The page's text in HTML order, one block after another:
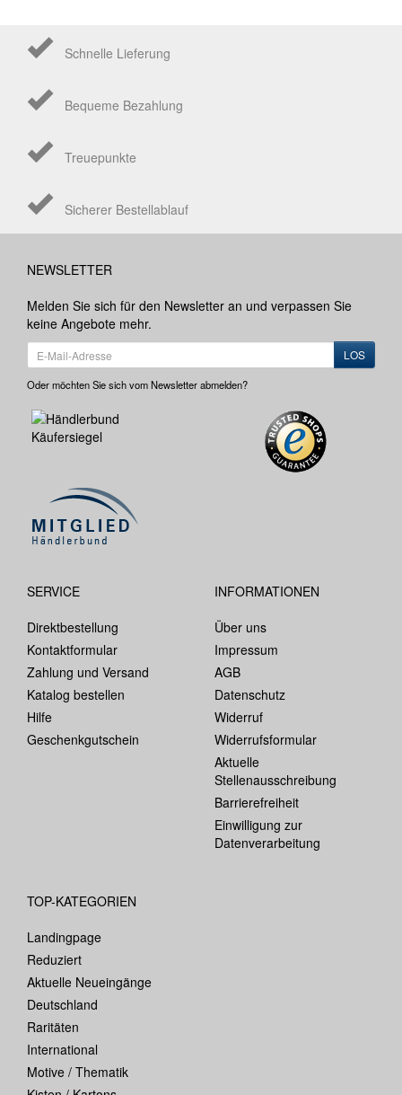
Schnelle Lieferung
Bequeme Bezahlung
Treuepunkte
Sicherer Bestellablauf
NEWSLETTER
Melden Sie sich für den Newsletter an und verpassen Sie
keine Angebote mehr.
LOS
Oder möchten Sie sich vom Newsletter abmelden?
SERVICE
Direktbestellung
Kontaktformular
Zahlung und Versand
Katalog bestellen
Hilfe
Geschenkgutschein
INFORMATIONEN
Über uns
Impressum
AGB
Datenschutz
Widerruf
Widerrufsformular
Aktuelle
Stellenausschreibung
Barrierefreiheit
Einwilligung zur
Datenverarbeitung
TOP-KATEGORIEN
Landingpage
Reduziert
Aktuelle Neueingänge
Deutschland
Raritäten
International
Motive / Thematik